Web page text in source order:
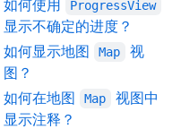
如何使用
ProgressView
显示不确定的进度？
如何显示地图
Map
视
图？
如何在地图
Map
视图中
显示注释？